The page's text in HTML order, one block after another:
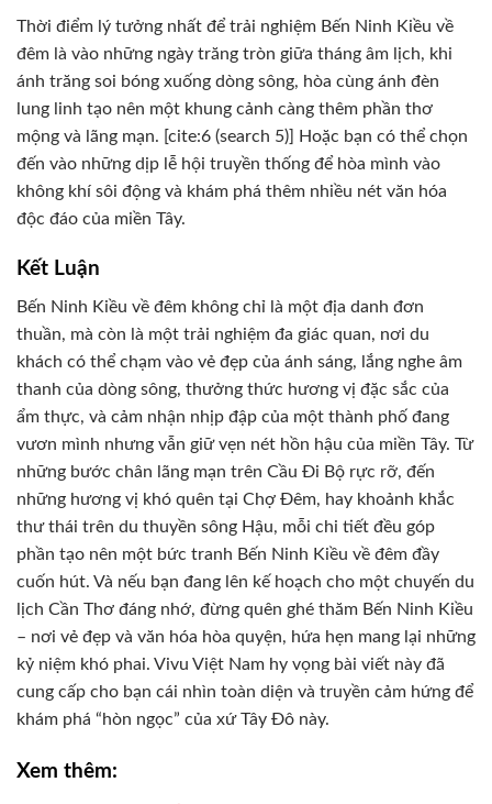
Thời điểm lý tưởng nhất để trải nghiệm Bến Ninh Kiều về
đêm là vào những ngày trăng tròn giữa tháng âm lịch, khi
ánh trăng soi bóng xuống dòng sông, hòa cùng ánh đèn
lung linh tạo nên một khung cảnh càng thêm phần thơ
mộng và lãng mạn. [cite:6 (search 5)] Hoặc bạn có thể chọn
đến vào những dịp lễ hội truyền thống để hòa mình vào
không khí sôi động và khám phá thêm nhiều nét văn hóa
độc đáo của miền Tây.
Kết Luận
Bến Ninh Kiều về đêm không chỉ là một địa danh đơn
thuần, mà còn là một trải nghiệm đa giác quan, nơi du
khách có thể chạm vào vẻ đẹp của ánh sáng, lắng nghe âm
thanh của dòng sông, thưởng thức hương vị đặc sắc của
ẩm thực, và cảm nhận nhịp đập của một thành phố đang
vươn mình nhưng vẫn giữ vẹn nét hồn hậu của miền Tây. Từ
những bước chân lãng mạn trên Cầu Đi Bộ rực rỡ, đến
những hương vị khó quên tại Chợ Đêm, hay khoảnh khắc
thư thái trên du thuyền sông Hậu, mỗi chi tiết đều góp
phần tạo nên một bức tranh Bến Ninh Kiều về đêm đầy
cuốn hút. Và nếu bạn đang lên kế hoạch cho một chuyến du
lịch Cần Thơ đáng nhớ, đừng quên ghé thăm Bến Ninh Kiều
– nơi vẻ đẹp và văn hóa hòa quyện, hứa hẹn mang lại những
kỷ niệm khó phai. Vivu Việt Nam hy vọng bài viết này đã
cung cấp cho bạn cái nhìn toàn diện và truyền cảm hứng để
khám phá “hòn ngọc” của xứ Tây Đô này.
Xem thêm: